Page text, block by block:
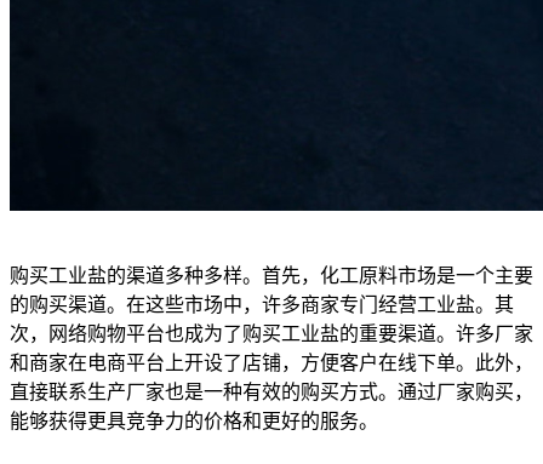
购买工业盐的渠道多种多样。首先，化工原料市场是一个主要
的购买渠道。在这些市场中，许多商家专门经营工业盐。其
次，网络购物平台也成为了购买工业盐的重要渠道。许多厂家
和商家在电商平台上开设了店铺，方便客户在线下单。此外，
直接联系生产厂家也是一种有效的购买方式。通过厂家购买，
能够获得更具竞争力的价格和更好的服务。